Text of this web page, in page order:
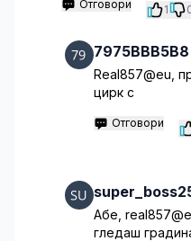
Отговори 1
7975BBB5B8
Real857@eu,
цирк с
Отговори
Абе,
гледаш